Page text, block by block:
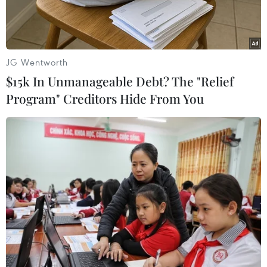
Nadal bại trận ở chung kết Indian Wells Masters. (Nguồn: AP)
Tay vợt người Mỹ Taylor Harry Fritz đã tạo nên
"cơn địa chấn" tại Indian Wells Masters 2022
khi giành chiến thắng trước Rafael Nadal ở
chung kết.
Taylor Harry Fritz đã vượt qua "ông vua sân đất
nện" sau hai set với tỷ số 6-3 và 7-6 để bước lên
JG Wentworth
$15k In Unmanageable Debt? The "Relief
Program" Creditors Hide From You